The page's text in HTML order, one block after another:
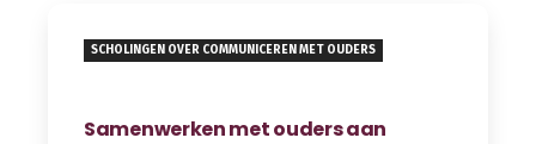
SCHOLINGEN OVER COMMUNICEREN MET OUDERS
Samenwerken met ouders aan